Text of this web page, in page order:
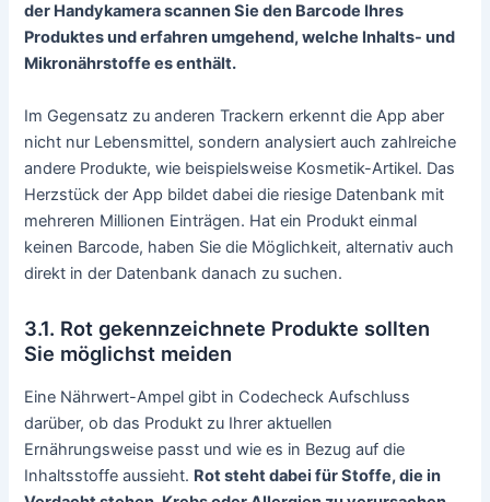
der Handykamera scannen Sie den Barcode Ihres
Produktes und erfahren umgehend, welche Inhalts- und
Mikronährstoffe es enthält.
Im Gegensatz zu anderen Trackern erkennt die App aber
nicht nur Lebensmittel, sondern analysiert auch zahlreiche
andere Produkte, wie beispielsweise Kosmetik-Artikel. Das
Herzstück der App bildet dabei die riesige Datenbank mit
mehreren Millionen Einträgen. Hat ein Produkt einmal
keinen Barcode, haben Sie die Möglichkeit, alternativ auch
direkt in der Datenbank danach zu suchen.
3.1. Rot gekennzeichnete Produkte sollten
Sie möglichst meiden
Eine Nährwert-Ampel gibt in Codecheck Aufschluss
darüber, ob das Produkt zu Ihrer aktuellen
Ernährungsweise passt und wie es in Bezug auf die
Inhaltsstoffe aussieht. Rot steht dabei für Stoffe, die in